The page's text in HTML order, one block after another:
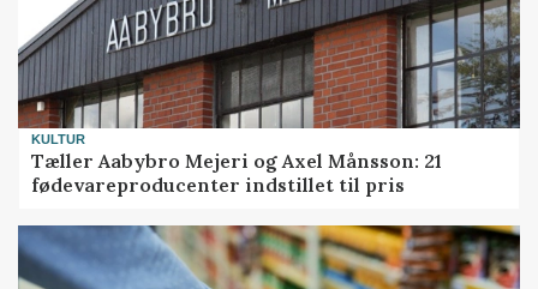
KULTUR
Tæller Aabybro Mejeri og Axel Månsson: 21
fødevareproducenter indstillet til pris